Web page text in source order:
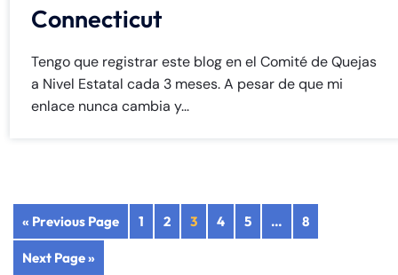
Connecticut
Tengo que registrar este blog en el Comité de Quejas
a Nivel Estatal cada 3 meses. A pesar de que mi
enlace nunca cambia y...
« Previous Page 1 2 3 4 5 … 8
Next Page »